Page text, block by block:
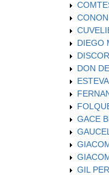
DIEGO
DON
GACE
GIL